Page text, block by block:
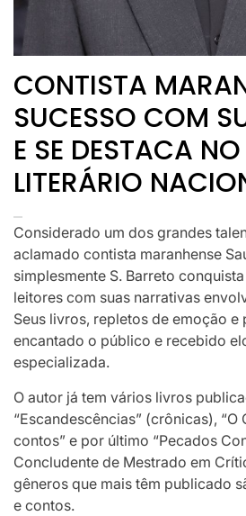
CONTISTA
SUCESSO COM
E SE DESTACA
LITERÁRIO
Considerado um dos grandes
aclamado contista maranhense
simplesmente S. Barreto
leitores com suas narrativas
Seus livros, repletos de emoção
encantado o público e recebido
especializada.
O autor já tem vários livros
“Escandescências” (crônicas),
contos” e por último “Pecados
Concludente de Mestrado em
gêneros que mais têm publicado
e contos.